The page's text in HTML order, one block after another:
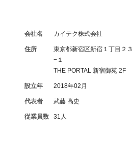
会社名 カイテク株式会社
住所
東京都新宿区新宿１丁目２３
−１
THE PORTAL 新宿御苑 2F
設立年 2018年02月
代表者 武藤 高史
従業員数 31人